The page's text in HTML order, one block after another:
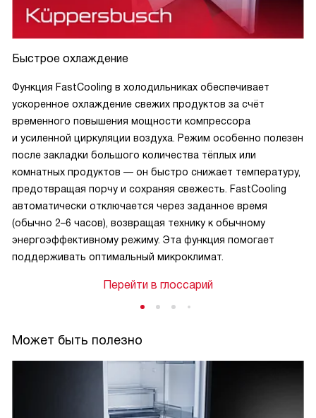
Быстрое охлаждение
Функция FastCooling в холодильниках обеспечивает
ускоренное охлаждение свежих продуктов за счёт
временного повышения мощности компрессора
и усиленной циркуляции воздуха. Режим особенно полезен
после закладки большого количества тёплых или
комнатных продуктов — он быстро снижает температуру,
предотвращая порчу и сохраняя свежесть. FastCooling
автоматически отключается через заданное время
(обычно 2–6 часов), возвращая технику к обычному
энергоэффективному режиму. Эта функция помогает
поддерживать оптимальный микроклимат.
Перейти в глоссарий
Может быть полезно